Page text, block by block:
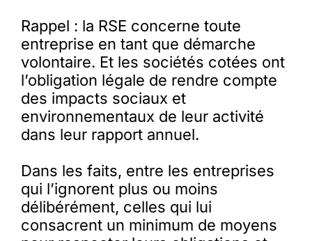
Rappel : la RSE concerne toute
entreprise en tant que démarche
volontaire. Et les sociétés cotées ont
l’obligation légale de rendre compte
des impacts sociaux et
environnementaux de leur activité
dans leur rapport annuel.
Dans les faits, entre les entreprises
qui l’ignorent plus ou moins
délibérément, celles qui lui
consacrent un minimum de moyens